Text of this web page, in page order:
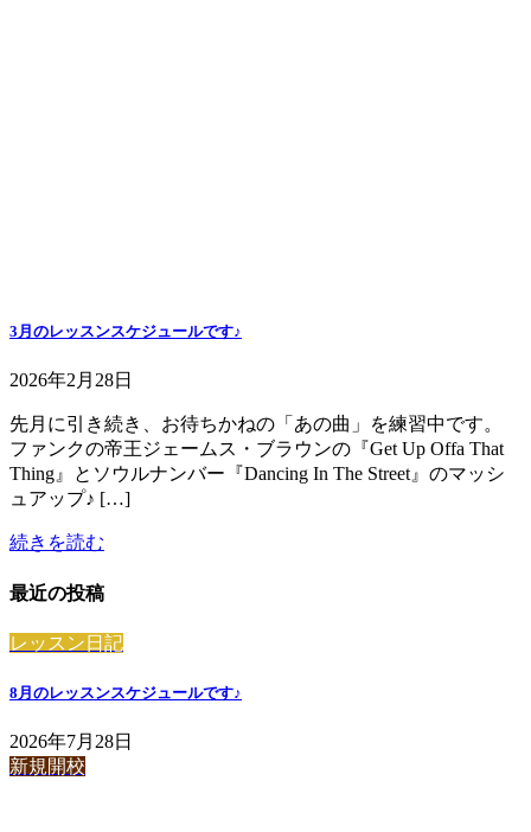
3月のレッスンスケジュールです♪
2026年2月28日
先月に引き続き、お待ちかねの「あの曲」を練習中です。
ファンクの帝王ジェームス・ブラウンの『Get Up Offa That
Thing』とソウルナンバー『Dancing In The Street』のマッシ
ュアップ♪ […]
続きを読む
最近の投稿
レッスン日記
8月のレッスンスケジュールです♪
2026年7月28日
新規開校